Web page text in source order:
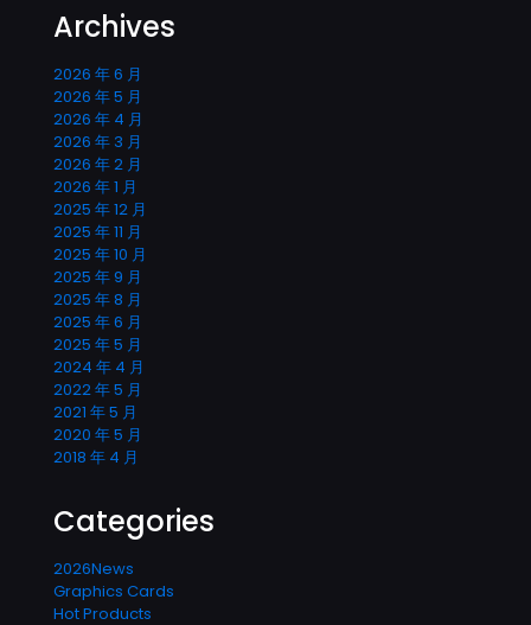
Archives
2026 年 6 月
2026 年 5 月
2026 年 4 月
2026 年 3 月
2026 年 2 月
2026 年 1 月
2025 年 12 月
2025 年 11 月
2025 年 10 月
2025 年 9 月
2025 年 8 月
2025 年 6 月
2025 年 5 月
2024 年 4 月
2022 年 5 月
2021 年 5 月
2020 年 5 月
2018 年 4 月
Categories
2026News
Graphics Cards
Hot Products